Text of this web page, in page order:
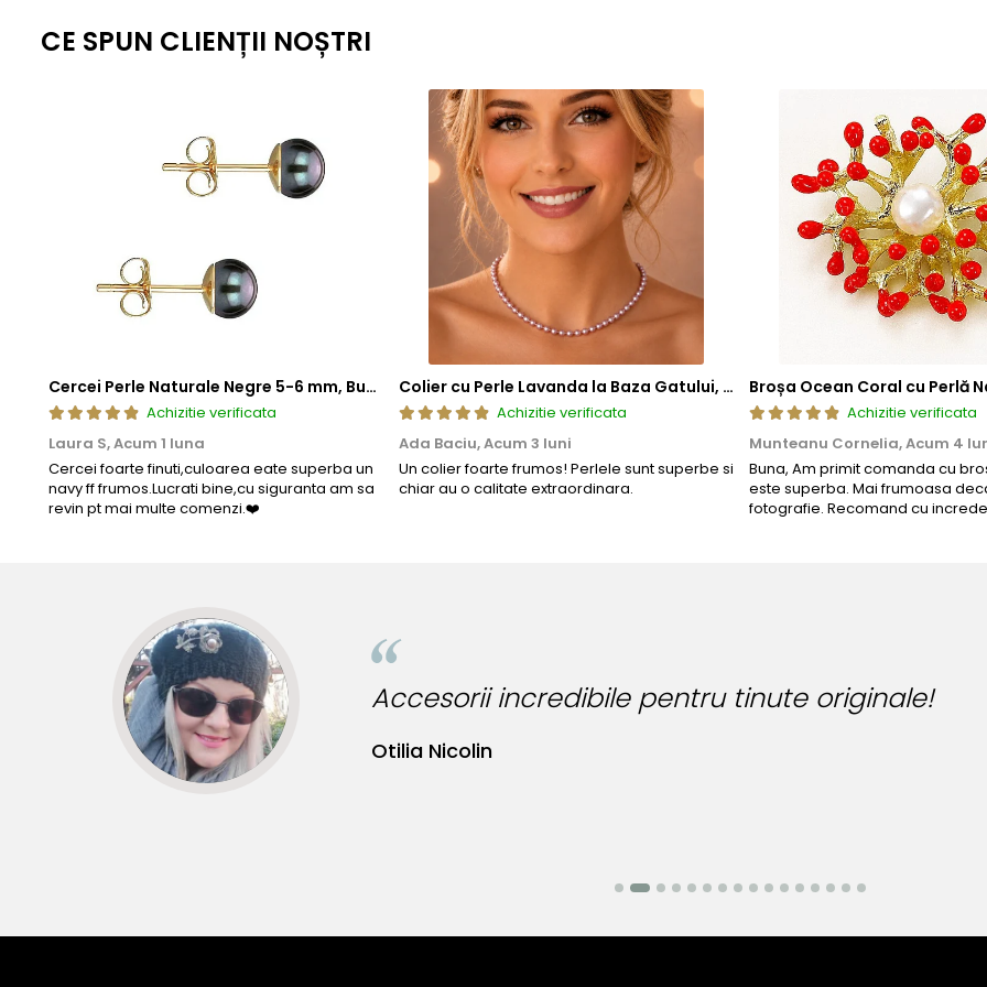
standardizate la nivel global, fiecare piesa ramane nu doar eleganta, ci si sigura si rezistenta la uzura zilnica. Astfel, clientii se pot
CE SPUN CLIENȚII NOȘTRI
Cercei Perle Naturale Negre 5-6 mm, Buton AAA, Aur 14K (aur 585), Tip Șurub | KASKADDA®
Achizitie verificata
Laura S,Acum 1 luna
Cercei foarte finuti,culoarea eate superba un
navy ff frumos.Lucrati bine,cu siguranta am sa
revin pt mai multe comenzi.❤️
Colier cu Perle Lavanda la Baza Gatului, de 4-5 mm, Perle Rare, Calitate AAA+, Aur 14K | KASKADDA®
Achizitie verificata
Ada Baciu,Acum 3 luni
Un colier foarte frumos! Perlele sunt superbe si
chiar au o calitate extraordinara.
Broșa Ocean Coral cu Perlă
Achizitie verificata
Munteanu Cornelia,Acum 4
Buna, Am primit comanda cu
este superba. Mai frumoasa
fotografie. Recomand cu
Bijuteria perfecta